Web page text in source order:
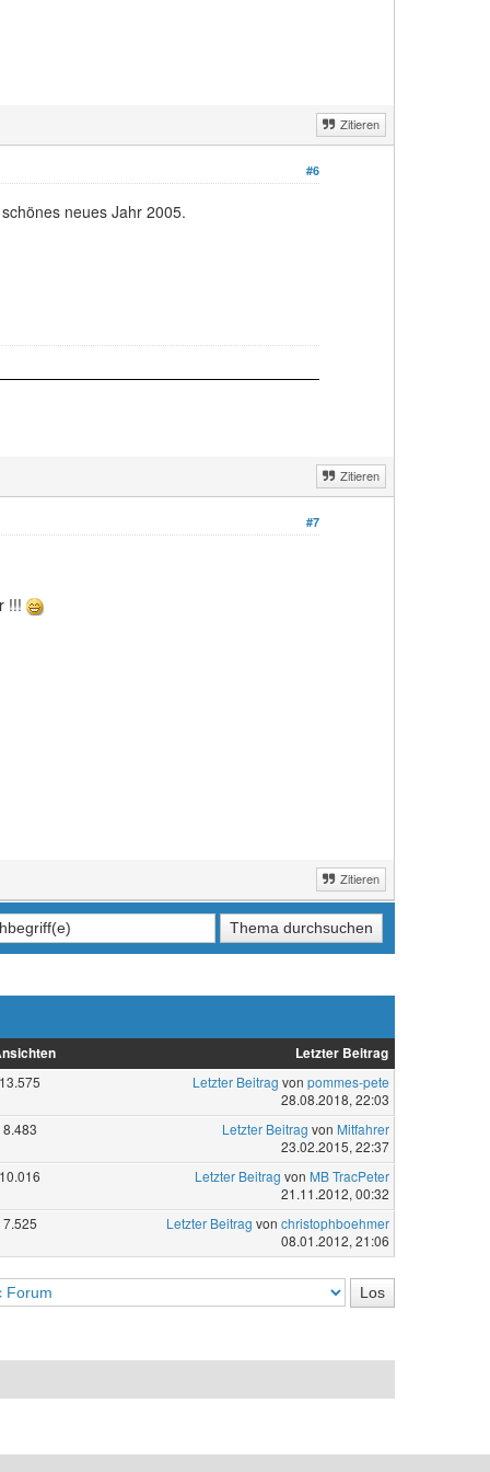
Zitieren
#6
neues Jahr 2005.
Zitieren
#7
!!!
Zitieren
Letzter Beitrag
13.575 Letzter Beitrag von pommes-pete
28.08.2018, 22:03
8.483 Letzter Beitrag von Mitfahrer
23.02.2015, 22:37
10.016 Letzter Beitrag von MB TracPeter
21.11.2012, 00:32
7.525 Letzter Beitrag von christophboehmer
08.01.2012, 21:06